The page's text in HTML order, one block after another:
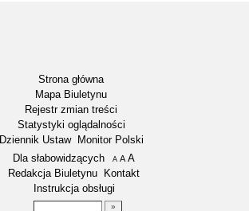
Strona główna
Mapa Biuletynu
Rejestr zmian treści
Statystyki oglądalności
Dziennik Ustaw
Monitor Polski
Menu dodatkowe
Dla słabowidzących A pomniejsz czcionkę
A standardowy rozmiar czcionki
A
Redakcja Biuletynu
Kontakt
Instrukcja obsługi